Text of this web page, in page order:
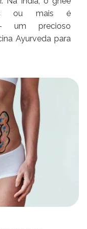
ou mais é
precioso
Ayurveda para